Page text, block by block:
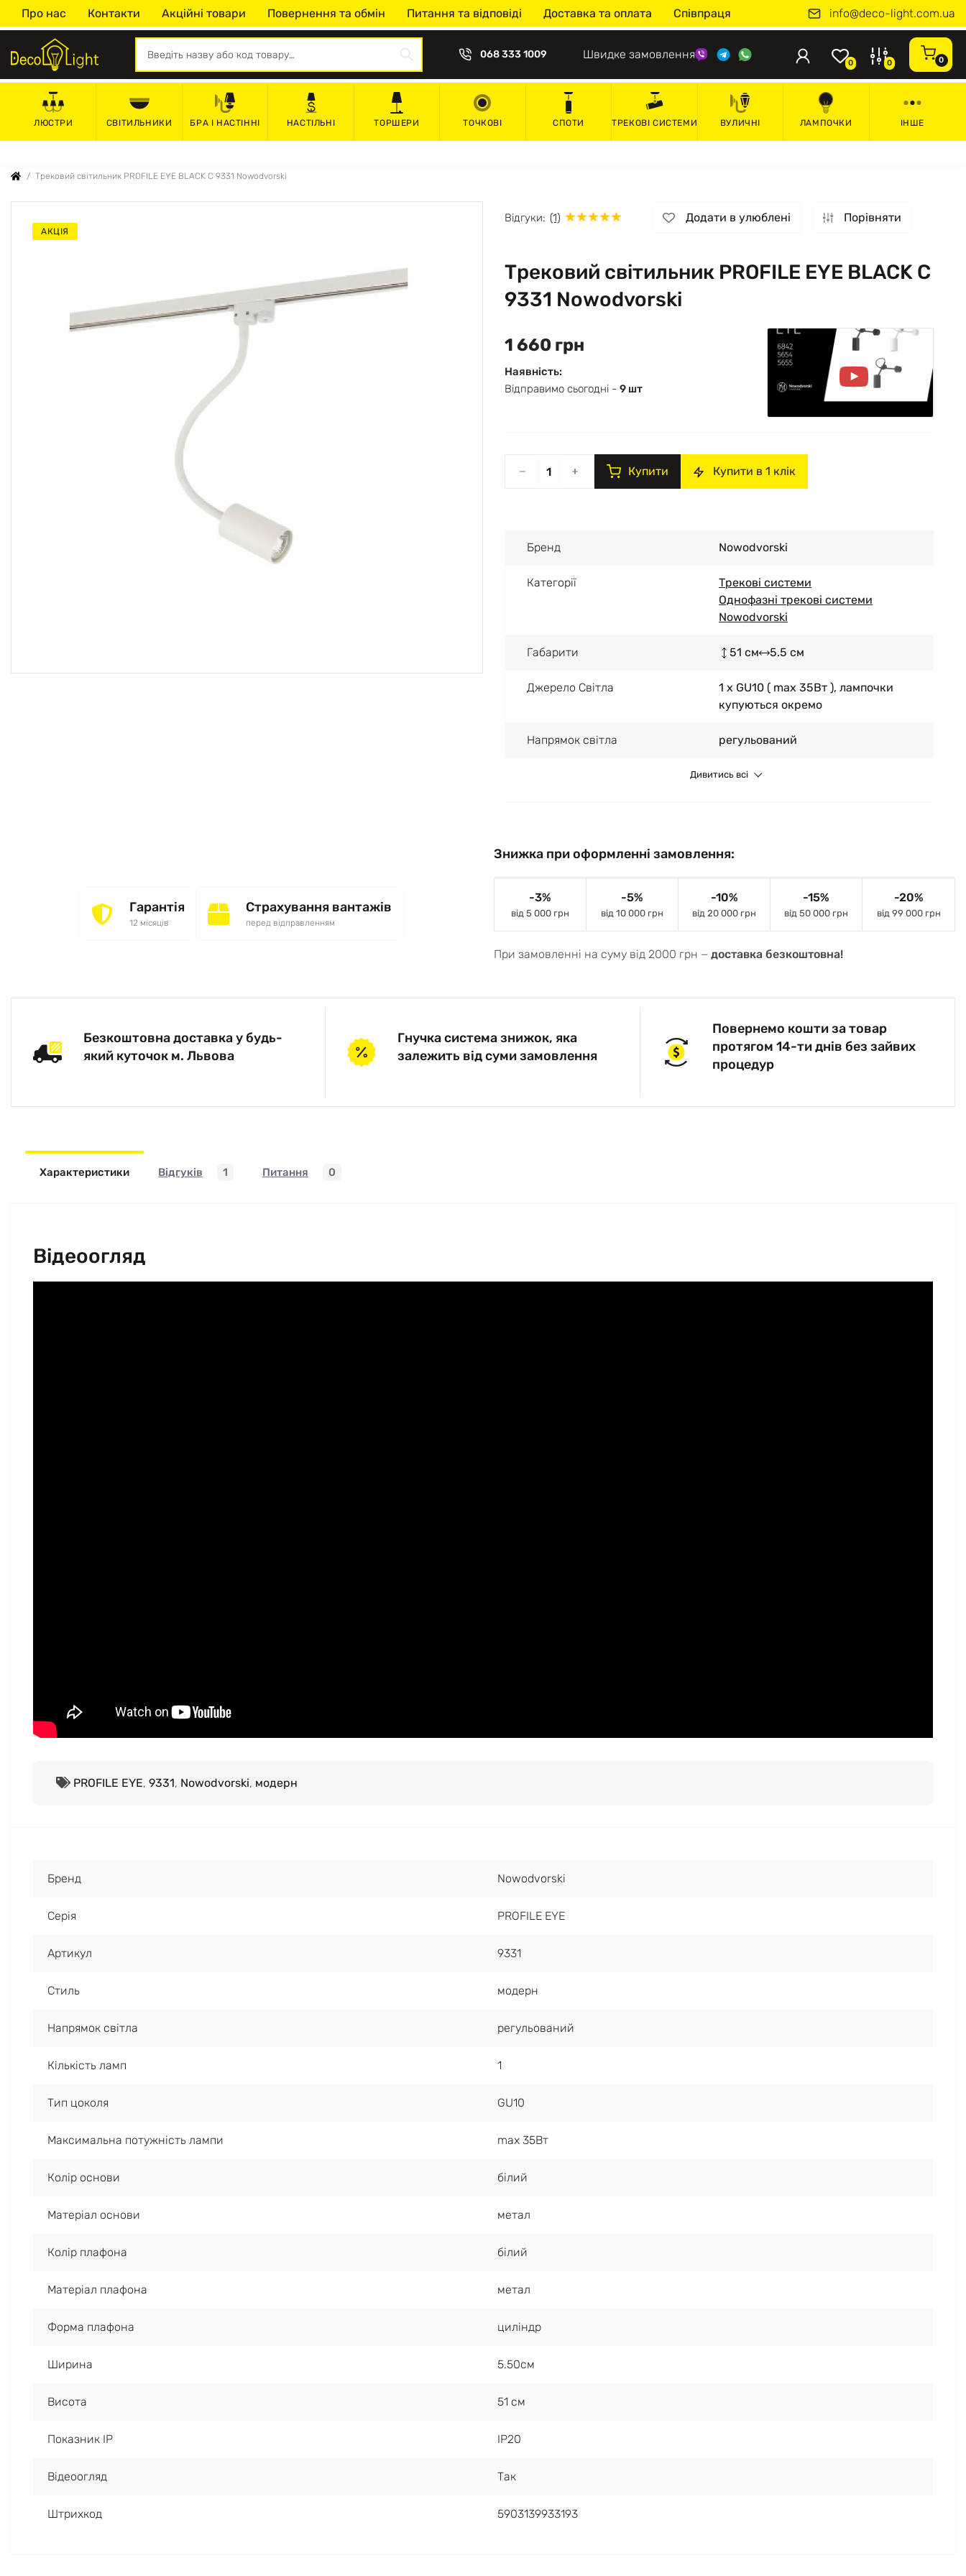
Про нас Контакти Акційні товари Повернення та обмін Питання та відповіді Доставка та оплата Співпраця info@deco-light.com.ua
068 333 1009 Швидке замовлення
0 0 0
ЛЮСТРИ СВІТИЛЬНИКИ БРА І НАСТІННІ НАСТІЛЬНІ ТОРШЕРИ ТОЧКОВІ СПОТИ ТРЕКОВІ СИСТЕМИ ВУЛИЧНІ ЛАМПОЧКИ ІНШЕ
Трековий світильник PROFILE EYE BLACK C 9331 Nowodvorski
АКЦІЯ
Відгуки: (1) Додати в улюблені Порівняти
Трековий світильник PROFILE EYE BLACK C
9331 Nowodvorski
1 660 грн
Наявність:
Відправимо сьогодні - 9 шт
Купити Купити в 1 клік
Бренд Nowodvorski
Категорії
Трекові системи
Однофазні трекові системи
Nowodvorski
Габарити 51 см 5.5 см
Джерело Світла
1 x GU10 ( max 35Вт ), лампочки
купуються окремо
Напрямок світла регульований
Дивитись всі
Гарантія
12 місяців
Страхування вантажів
перед відправленням
Знижка при оформленні замовлення:
-3%
від 5 000 грн
-5%
від 10 000 грн
-10%
від 20 000 грн
-15%
від 50 000 грн
-20%
від 99 000 грн
При замовленні на суму від 2000 грн − доставка безкоштовна!
Безкоштовна доставка у будь-
який куточок м. Львова
Гнучка система знижок, яка
залежить від суми замовлення
Повернемо кошти за товар
протягом 14-ти днів без зайвих
процедур
Характеристики Відгуків 1 Питання 0
Відеоогляд
PROFILE EYE, 9331, Nowodvorski, модерн
Бренд Nowodvorski
Серія PROFILE EYE
Артикул 9331
Стиль модерн
Напрямок світла регульований
Кількість ламп 1
Тип цоколя GU10
Максимальна потужність лампи max 35Вт
Колір основи білий
Матеріал основи метал
Колір плафона білий
Матеріал плафона метал
Форма плафона циліндр
Ширина 5.50см
Висота 51 см
Показник IP IP20
Відеоогляд Так
Штрихкод 5903139933193